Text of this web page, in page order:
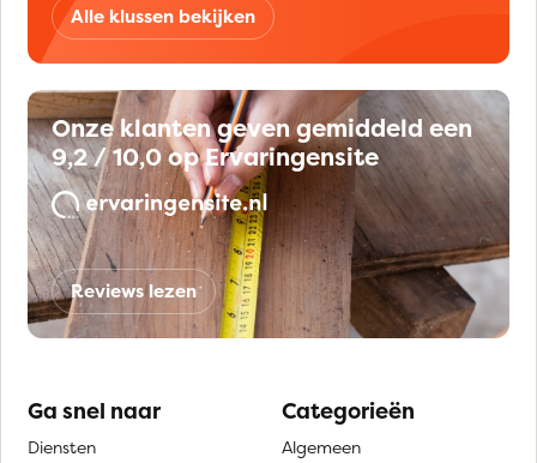
Alle klussen bekijken
Onze klanten geven gemiddeld een
9,2 / 10,0 op Ervaringensite
Reviews lezen
Ga snel naar
Diensten
Categorieën
Algemeen